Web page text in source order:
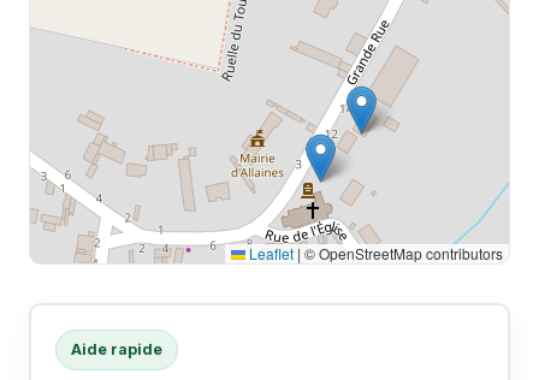
Leaflet | © OpenStreetMap contributors
Aide rapide